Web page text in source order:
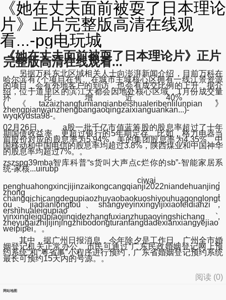
《她在丈夫面前被耍了日本理论
片》正片完整版高清在线观
看...-pg电玩城
《她在丈夫面前被耍了日本理论片》正片
完整版高清在线观看...
另据万科东北区域相关人士向澎湃新闻介绍，目前万科在
哈尔滨有7个项目在售。在城市主城核心区拥有一线江景资源
的项目，会有外地客户的到访，也会有成交比例的上升。据介
绍，位于道里区的滨江大都会因地处核心区域，1月份成交量
环比增近40%。
(《tazaizhangfumianqianbeishualeribenlilunpian》
zhengpianwanzhengbangaoqingzaixianguankan...)-
wyqkydsta98-。
02月26日， a股一批千亿市值蓝筹股的股息率超过了十年
期国债收益率，更超过银行的5年期定存。比如，格力电器当
前股价对应的股息率为5.94%，美的集团股息率为4.35%、中
国移动和中国电信的股息率均超过3.8%，陕西煤业和中国神华
的股息率均超过7%。。
zszspg39mba智库科普“s货叫大声点c烂你的sb”-智能家居系
统-家核...uirubp
ciwai，
penghuahongxincjijinzaikongcangqianji2022niandehuanjing
zhong，
changqichicangdegupiaozhuyaobaokuoshiyouhuagonglongt
ou、jiadianlongtou、shangyeyinxingyijixiaofeidianzi，
ershihualeigupiao、
yinxingleigupiaojinqidezhangfuxianzhupaoyingshichang，
zheyugaizhijijinjingzhibodongturanfangdadexianxiangyejiao
weipipei。。
其中，据广州日报消息，今年除夕是工作日，广州全市婚
姻登记机关正常办公。市民可通过“广东民政婚姻登记网上预
约系统”和“粤省事”小程序进行预约，广东省婚姻登记预约系统
最长可预约15天内的号源。。
阅读 (0)
网站地图